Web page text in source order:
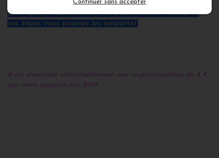
et gratuitement, et il y a une très bonne énergie.
Les tapis et coussins sont sur place, mais si vous avez
vos tapis, vous pourrez les emporter.
Continuer sans accepter